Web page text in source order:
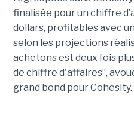
finalisée pour un chiffre
dollars, profitables avec
selon les projections
achetons est deux fois
de chiffre d'affaires”,
grand bond pour Cohesity.